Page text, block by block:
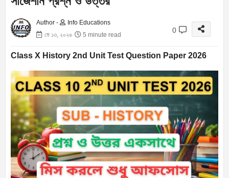
Author -
Info Educations
মে ১৩, ২০২৬
5 minute read
0
Class X History 2nd Unit Test Question Paper 2026